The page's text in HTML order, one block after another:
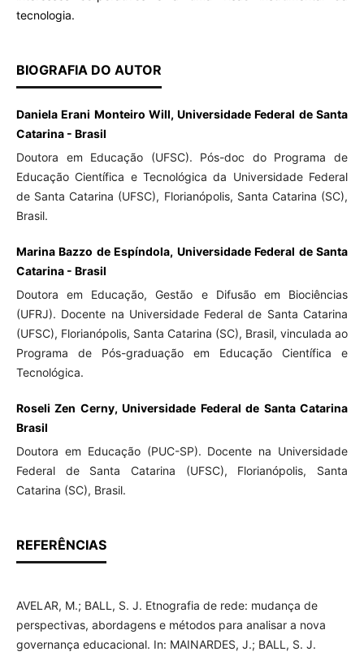
tecnologia.
BIOGRAFIA DO AUTOR
Daniela Erani Monteiro Will, Universidade Federal de Santa
Catarina - Brasil
Doutora em Educação (UFSC). Pós-doc do Programa de
Educação Científica e Tecnológica da Universidade Federal
de Santa Catarina (UFSC), Florianópolis, Santa Catarina (SC),
Brasil.
Marina Bazzo de Espíndola, Universidade Federal de Santa
Catarina - Brasil
Doutora em Educação, Gestão e Difusão em Biociências
(UFRJ). Docente na Universidade Federal de Santa Catarina
(UFSC), Florianópolis, Santa Catarina (SC), Brasil, vinculada ao
Programa de Pós-graduação em Educação Científica e
Tecnológica.
Roseli Zen Cerny, Universidade Federal de Santa Catarina
Brasil
Doutora em Educação (PUC-SP). Docente na Universidade
Federal de Santa Catarina (UFSC), Florianópolis, Santa
Catarina (SC), Brasil.
REFERÊNCIAS
AVELAR, M.; BALL, S. J. Etnografia de rede: mudança de
perspectivas, abordagens e métodos para analisar a nova
governança educacional. In: MAINARDES, J.; BALL, S. J.